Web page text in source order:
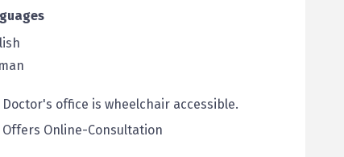
Doctor's office is wheelchair accessible.
Offers Online-Consultation